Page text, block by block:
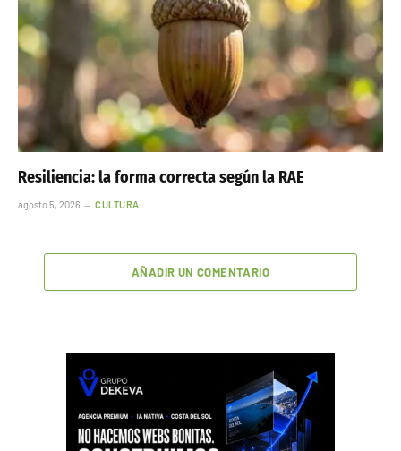
Resiliencia: la forma correcta según la RAE
agosto 5, 2026 CULTURA
AÑADIR UN COMENTARIO